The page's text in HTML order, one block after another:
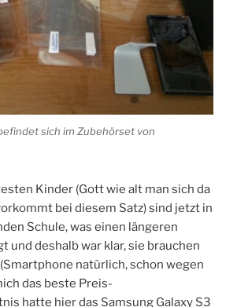
sich im Zubehörset von
Kinder (Gott wie alt man sich da
bei diesem Satz) sind jetzt in
Schule, was einen längeren
und deshalb war klar, sie brauchen
natürlich, schon wegen
das beste Preis-
hatte hier das Samsung Galaxy S3